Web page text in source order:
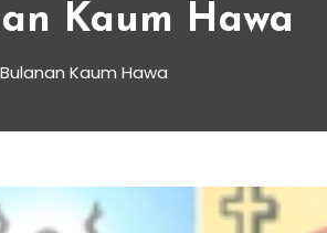
Kaum Hawa
Kaum Hawa